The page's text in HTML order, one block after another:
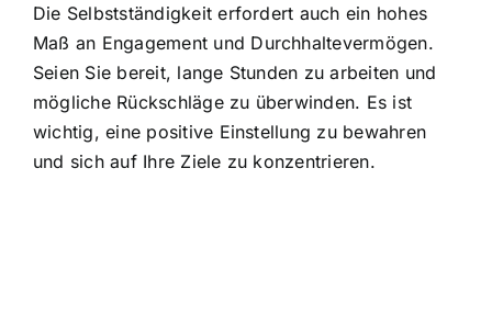
Die Selbstständigkeit erfordert auch ein hohes
Maß an Engagement und Durchhaltevermögen.
Seien Sie bereit, lange Stunden zu arbeiten und
mögliche Rückschläge zu überwinden. Es ist
wichtig, eine positive Einstellung zu bewahren
und sich auf Ihre Ziele zu konzentrieren.